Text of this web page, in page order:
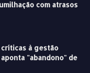
com atrasos
à gestão
"abandono" de